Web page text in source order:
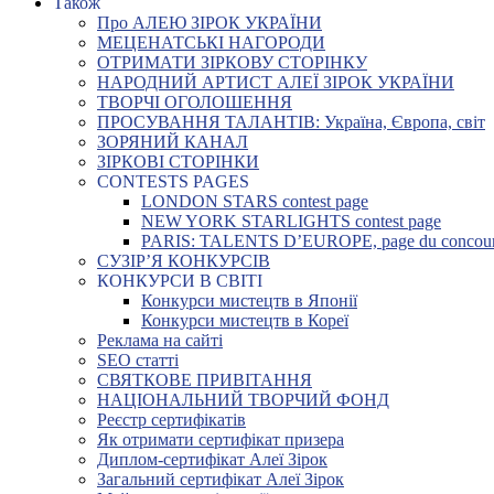
Про АЛЕЮ ЗІРОК УКРАЇНИ
МЕЦЕНАТСЬКІ НАГОРОДИ
ОТРИМАТИ ЗІРКОВУ СТОРІНКУ
НАРОДНИЙ АРТИСТ АЛЕЇ ЗІРОК УКРАЇНИ
ТВОРЧІ ОГОЛОШЕННЯ
ПРОСУВАННЯ ТАЛАНТІВ: Україна, Європа, світ
ЗОРЯНИЙ КАНАЛ
ЗІРКОВІ СТОРІНКИ
CONTESTS PAGES
LONDON STARS contest page
NEW YORK STARLIGHTS contest page
PARIS: TALENTS D’EUROPE, page du
СУЗІР’Я КОНКУРСІВ
КОНКУРСИ В СВІТІ
Конкурси мистецтв в Японії
Конкурси мистецтв в Кореї
Реклама на сайті
SEO статті
СВЯТКОВЕ ПРИВІТАННЯ
НАЦІОНАЛЬНИЙ ТВОРЧИЙ ФОНД
Реєстр сертифікатів
Як отримати сертифікат призера
Диплом-сертифікат Алеї Зірок
Загальний сертифікат Алеї Зірок